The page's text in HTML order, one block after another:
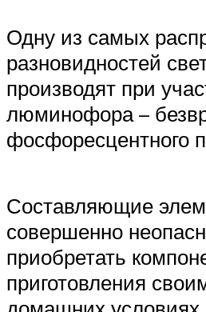
Одну из самых
разновидностей
производят при
люминофора –
фосфоресцентного
Составляющие
совершенно
приобретать
приготовления